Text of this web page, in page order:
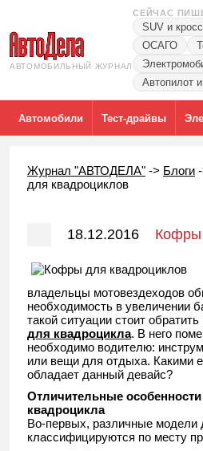
АВТОМОБИЛЬНЫЙ ЖУРНАЛ
СЕЙЧАС
SUV и
ОСАГО
Автопилот
Автомобили Тест-драйвы
Журнал "АВТОДЕЛА" -> Блоги
для квадроциклов
18.12.2016
Кофры
владельцы мотовездеходов
необходимость в увеличении
такой ситуации стоит
для квадроцикла. В него
необходимо водителю:
или вещи для отдыха. Какими
обладает данный девайс?
Отличительные
квадроцикла
Во-первых, различные модели
классифицируются по месту